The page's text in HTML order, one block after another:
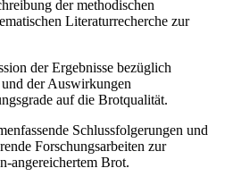
der methodischen
Literaturrecherche zur
der Ergebnisse bezüglich
der Auswirkungen
auf die Brotqualität.
Schlussfolgerungen und
Forschungsarbeiten zur
angereichertem Brot.